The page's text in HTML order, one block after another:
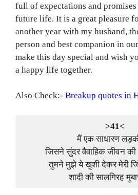
full of expectations and
future life. It is a great pleasure
another year with my husband,
person and best companion in
make this day special and wish
a happy life together.
Also Check:-Breakup quotes in
>41<
मैं एक साधारण
जिसने सुंदर वैवाहिक जीवन की
तुमने मुझे ये खुशी देकर मेरी
शादी की सालगिरह